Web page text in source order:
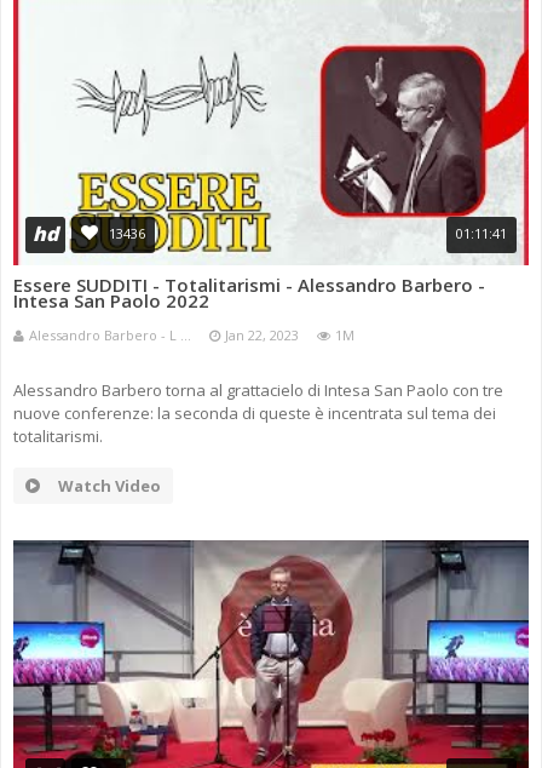
hd 13436 01:11:41
Essere SUDDITI - Totalitarismi - Alessandro Barbero -
Intesa San Paolo 2022
Alessandro Barbero - L ... Jan 22, 2023 1M
Alessandro Barbero torna al grattacielo di Intesa San Paolo con tre
nuove conferenze: la seconda di queste è incentrata sul tema dei
totalitarismi.
Watch Video